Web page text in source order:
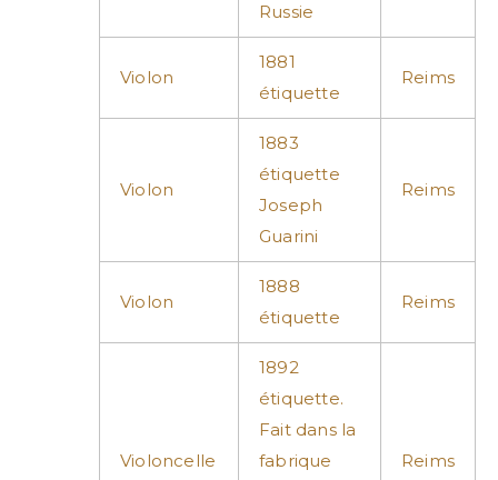
Russie
Violon
1881
étiquette
Reims
Violon
1883
étiquette
Joseph
Guarini
Reims
Violon
1888
étiquette
Reims
Violoncelle
1892
étiquette.
Fait dans la
fabrique
Reims